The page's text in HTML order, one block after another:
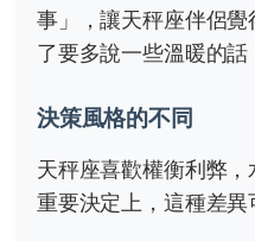
事」，讓天秤座伴侶
了要多說一些溫暖的話
決策風格的不同
天秤座喜歡權衡利弊
重要決定上，這種差異